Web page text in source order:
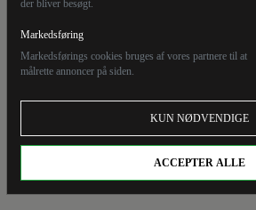
der bliver besøgt.
Markedsføring
Markedsførings cookies bruges af vores partnere til at
målrette annoncer på siden.
KUN NØDVENDIGE
ACCEPTER ALLE
af vand. De bruger helikoptere og gummibåde for at nå